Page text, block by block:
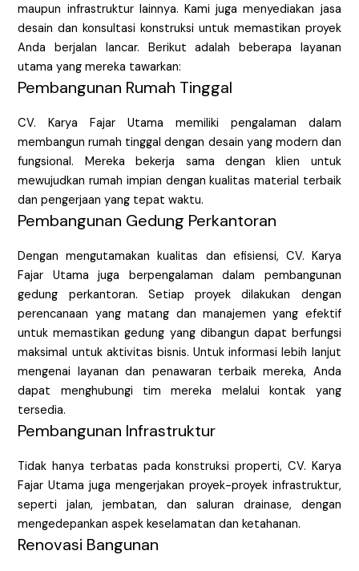
maupun infrastruktur lainnya. Kami juga menyediakan jasa
desain dan konsultasi konstruksi untuk memastikan proyek
Anda berjalan lancar. Berikut adalah beberapa layanan
utama yang mereka tawarkan:
Pembangunan Rumah Tinggal
CV. Karya Fajar Utama memiliki pengalaman dalam
membangun rumah tinggal dengan desain yang modern dan
fungsional. Mereka bekerja sama dengan klien untuk
mewujudkan rumah impian dengan kualitas material terbaik
dan pengerjaan yang tepat waktu.
Pembangunan Gedung Perkantoran
Dengan mengutamakan kualitas dan efisiensi, CV. Karya
Fajar Utama juga berpengalaman dalam pembangunan
gedung perkantoran. Setiap proyek dilakukan dengan
perencanaan yang matang dan manajemen yang efektif
untuk memastikan gedung yang dibangun dapat berfungsi
maksimal untuk aktivitas bisnis. Untuk informasi lebih lanjut
mengenai layanan dan penawaran terbaik mereka, Anda
dapat menghubungi tim mereka melalui kontak yang
tersedia.
Pembangunan Infrastruktur
Tidak hanya terbatas pada konstruksi properti, CV. Karya
Fajar Utama juga mengerjakan proyek-proyek infrastruktur,
seperti jalan, jembatan, dan saluran drainase, dengan
mengedepankan aspek keselamatan dan ketahanan.
Renovasi Bangunan